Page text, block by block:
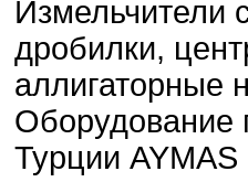
Измельчители
дробилки,
аллигаторные
Оборудование
Турции AYMAS